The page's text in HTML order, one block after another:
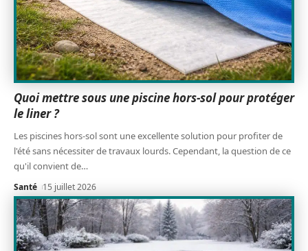
Quoi mettre sous une piscine hors-sol pour protéger
le liner ?
Les piscines hors-sol sont une excellente solution pour profiter de
l'été sans nécessiter de travaux lourds. Cependant, la question de ce
qu'il convient de…
Santé 15 juillet 2026